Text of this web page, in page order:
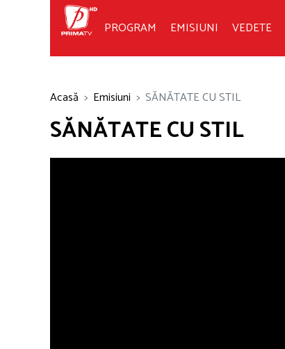
PROGRAM EMISIUNI VEDETE
Acasă Emisiuni SĂNĂTATE CU STIL
SĂNĂTATE CU STIL